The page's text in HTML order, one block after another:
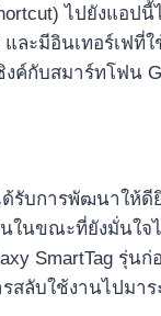
ไปยังแอป
ละมีอินเทอร์เฟที่
งค์กับสมาร์ทโฟน
รับการพัฒนาให้
ในขณะที่ยังมั่นใ
SmartTag รุ่น
ลับใช้งานไปมา